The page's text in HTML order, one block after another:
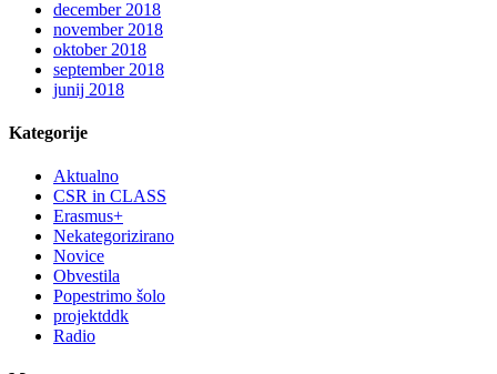
december 2018
november 2018
oktober 2018
september 2018
junij 2018
Kategorije
Aktualno
CSR in CLASS
Erasmus+
Nekategorizirano
Novice
Obvestila
Popestrimo šolo
projektddk
Radio